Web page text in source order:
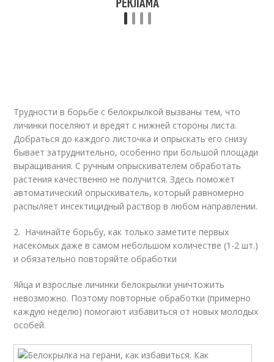
Трудности в борьбе с белокрылкой вызваны тем, что
личинки поселяют и вредят с нижней стороны листа.
Добраться до каждого листочка и опрыскать его снизу
бывает затруднительно, особенно при большой площади
выращивания. С ручным опрыскивателем обработать
растения качественно не получится. Здесь поможет
автоматический опрыскиватель, который равномерно
распыляет инсектицидный раствор в любом направлении.
2. Начинайте борьбу, как только заметите первых
насекомых даже в самом небольшом количестве (1-2 шт.)
и обязательно повторяйте обработки
Яйца и взрослые личинки белокрылки уничтожить
невозможно. Поэтому повторные обработки (примерно
каждую неделю) помогают избавиться от новых молодых
особей.